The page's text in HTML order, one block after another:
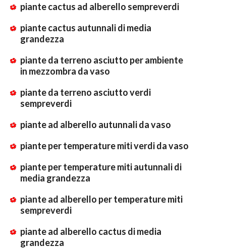
piante cactus ad alberello sempreverdi
piante cactus autunnali di media
grandezza
piante da terreno asciutto per ambiente
in mezzombra da vaso
piante da terreno asciutto verdi
sempreverdi
piante ad alberello autunnali da vaso
piante per temperature miti verdi da vaso
piante per temperature miti autunnali di
media grandezza
piante ad alberello per temperature miti
sempreverdi
piante ad alberello cactus di media
grandezza